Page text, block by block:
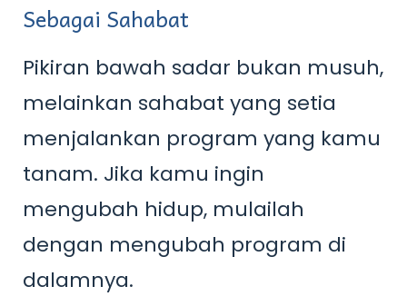
Sebagai Sahabat
Pikiran bawah sadar bukan musuh,
melainkan sahabat yang setia
menjalankan program yang kamu
tanam. Jika kamu ingin
mengubah hidup, mulailah
dengan mengubah program di
dalamnya.